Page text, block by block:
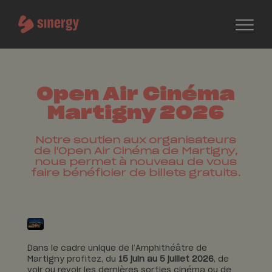
Open Air Cinéma
Martigny 2026
Notre soutien aux organisateurs
de l'Open Air Cinéma de Martigny,
nous permet à nouveau de vous
faire bénéficier de billets gratuits.
Dans le cadre unique de l’Amphithéâtre de
Martigny profitez, du 15 juin au 5 juillet 2026, de